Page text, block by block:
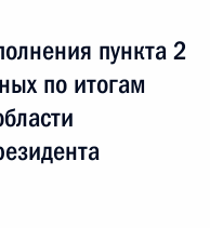
пункта 2
по итогам